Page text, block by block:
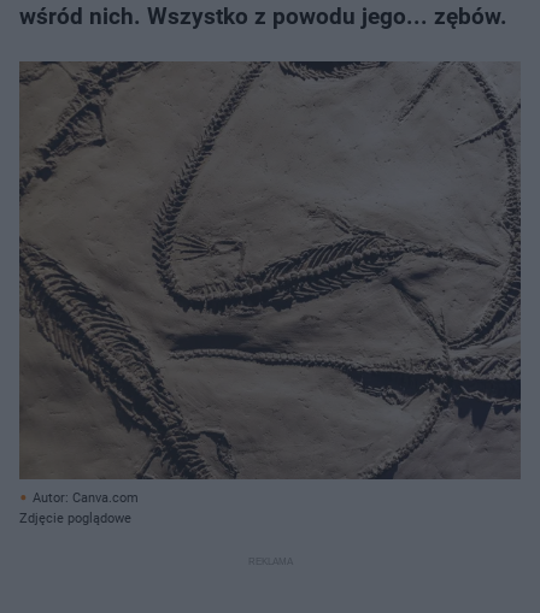
wśród nich. Wszystko z powodu jego... zębów.
Autor: Canva.com
Zdjęcie poglądowe